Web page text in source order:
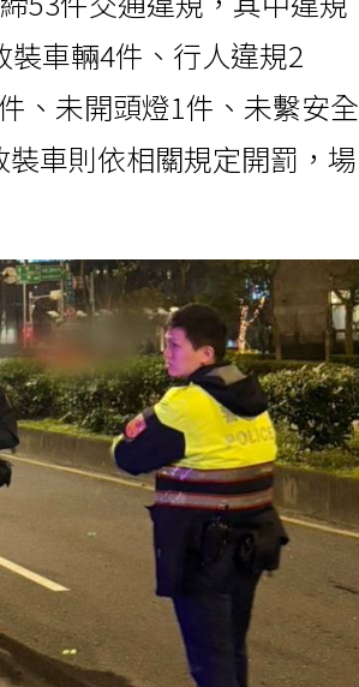
車輛4件、行人違規2
、未開頭燈1件、未繫安全
車則依相關規定開罰，場